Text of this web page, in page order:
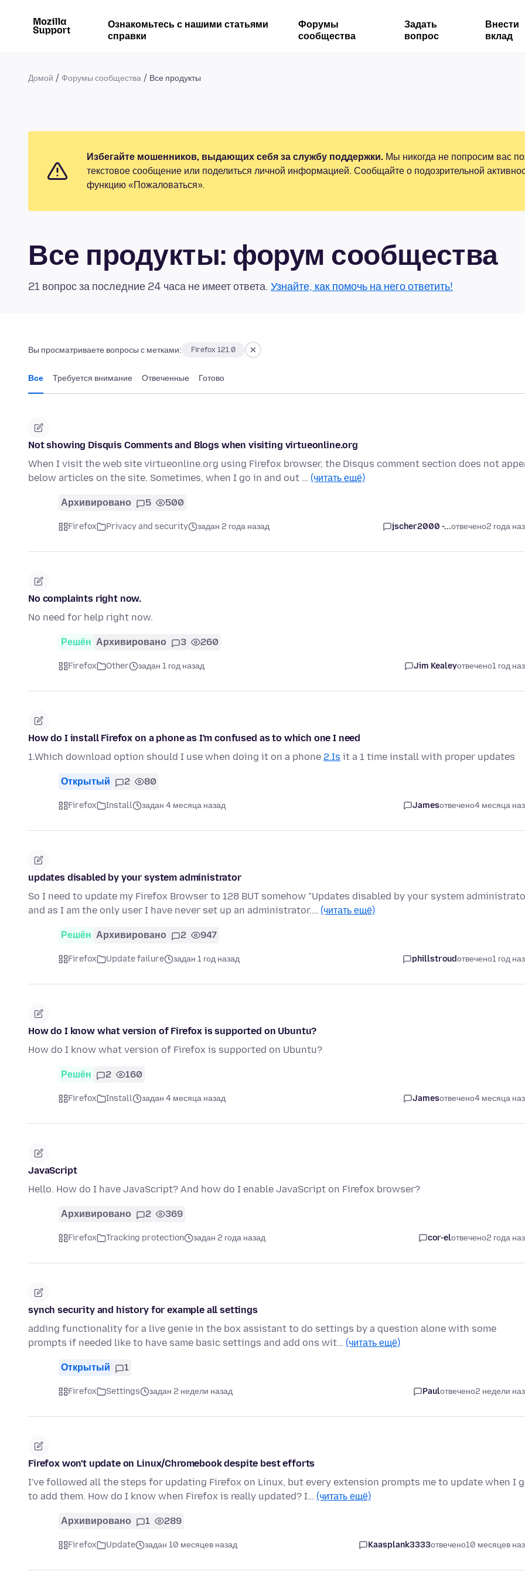
Ознакомьтесь с нашими статьями
справки
Форумы
сообщества
Задать
вопрос
Внести
вклад
Домой Форумы сообщества Все продукты
Избегайте мошенников, выдающих себя за службу поддержки. Мы никогда не попросим вас
текстовое сообщение или поделиться личной информацией. Сообщайте о подозрительной
функцию «Пожаловаться».
Все продукты: форум сообщества
21 вопрос за последние 24 часа не имеет ответа. Узнайте, как помочь на него ответить!
Вы просматриваете вопросы с метками: Firefox 121.0
Все Требуется внимание Отвеченные Готово
Not showing Disquis Comments and Blogs when visiting virtueonline.org
When I visit the web site virtueonline.org using Firefox browser, the Disqus comment section does not
below articles on the site. Sometimes, when I go in and out … (читать ещё)
Архивировано 5 500
Firefox Privacy and security задан 2 года назад jscher2000 -...отвечено2 года
No complaints right now.
No need for help right now.
Решён Архивировано 3 260
Firefox Other задан 1 год назад Jim Kealeyотвечено1 год
How do I install Firefox on a phone as I'm confused as to which one I need
1.Which download option should I use when doing it on a phone 2.Is it a 1 time install with proper updates
Открытый 2 80
Firefox Install задан 4 месяца назад Jamesотвечено4 месяца
updates disabled by your system administrator
So I need to update my Firefox Browser to 128 BUT somehow "Updates disabled by your system
and as I am the only user I have never set up an administrator.… (читать ещё)
Решён Архивировано 2 947
Firefox Update failure задан 1 год назад phillstroudотвечено1 год
How do I know what version of Firefox is supported on Ubuntu?
How do I know what version of Firefox is supported on Ubuntu?
Решён 2 160
Firefox Install задан 4 месяца назад Jamesотвечено4 месяца
JavaScript
Hello. How do I have JavaScript? And how do I enable JavaScript on Firefox browser?
Архивировано 2 369
Firefox Tracking protection задан 2 года назад cor-elотвечено2 года
synch security and history for example all settings
adding functionality for a live genie in the box assistant to do settings by a question alone with some
prompts if needed like to have same basic settings and add ons wit… (читать ещё)
Открытый 1
Firefox Settings задан 2 недели назад Paulотвечено2 недели
Firefox won't update on Linux/Chromebook despite best efforts
I've followed all the steps for updating Firefox on Linux, but every extension prompts me to update when I
to add them. How do I know when Firefox is really updated? I… (читать ещё)
Архивировано 1 289
Firefox Update задан 10 месяцев назад Kaasplank3333отвечено10 месяцев